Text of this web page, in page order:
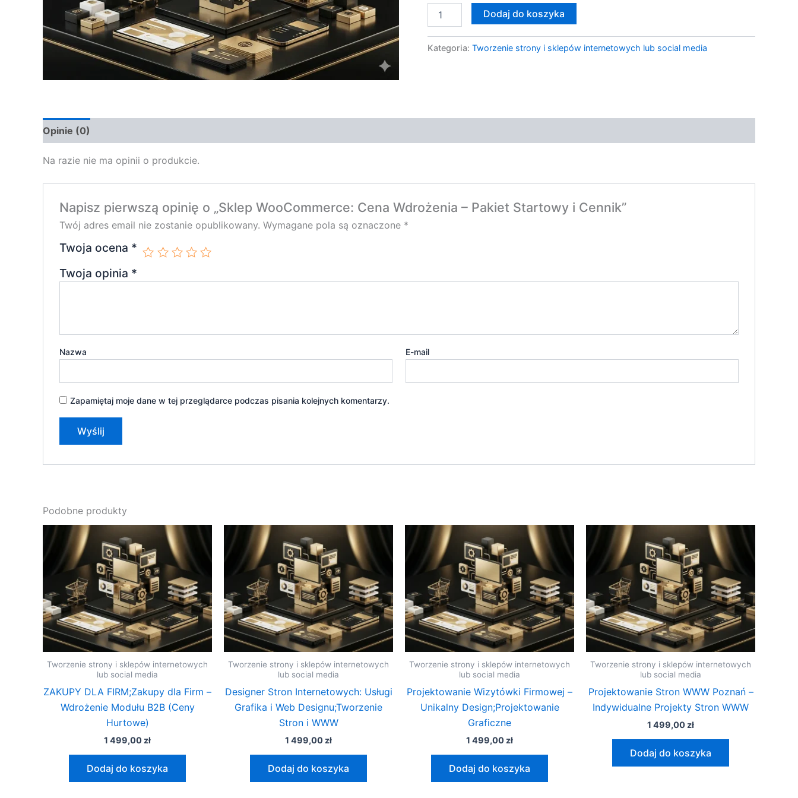
Dodaj do koszyka
Kategoria: Tworzenie strony i sklepów internetowych lub social media
Opinie (0)
Na razie nie ma opinii o produkcie.
Napisz pierwszą opinię o „Sklep WooCommerce: Cena Wdrożenia – Pakiet Startowy i Cennik”
Twój adres email nie zostanie opublikowany. Wymagane pola są oznaczone *
Twoja ocena *
Twoja opinia *
Nazwa E-mail
Zapamiętaj moje dane w tej przeglądarce podczas pisania kolejnych komentarzy.
Podobne produkty
Tworzenie strony i sklepów internetowych
lub social media
ZAKUPY DLA FIRM;Zakupy dla Firm –
Wdrożenie Modułu B2B (Ceny
Hurtowe)
1 499,00 zł
Dodaj do koszyka
Tworzenie strony i sklepów internetowych
lub social media
Designer Stron Internetowych: Usługi
Grafika i Web Designu;Tworzenie
Stron i WWW
1 499,00 zł
Dodaj do koszyka
Tworzenie strony i sklepów internetowych
lub social media
Projektowanie Wizytówki Firmowej –
Unikalny Design;Projektowanie
Graficzne
1 499,00 zł
Dodaj do koszyka
Tworzenie strony i sklepów internetowych
lub social media
Projektowanie Stron WWW Poznań –
Indywidualne Projekty Stron WWW
1 499,00 zł
Dodaj do koszyka